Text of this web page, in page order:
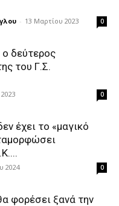
- 13 Μαρτίου 2023 0
ο δεύτερος
του Γ.Σ.
0
έχει το «μαγικό
2024 0
φορέσει ξανά την